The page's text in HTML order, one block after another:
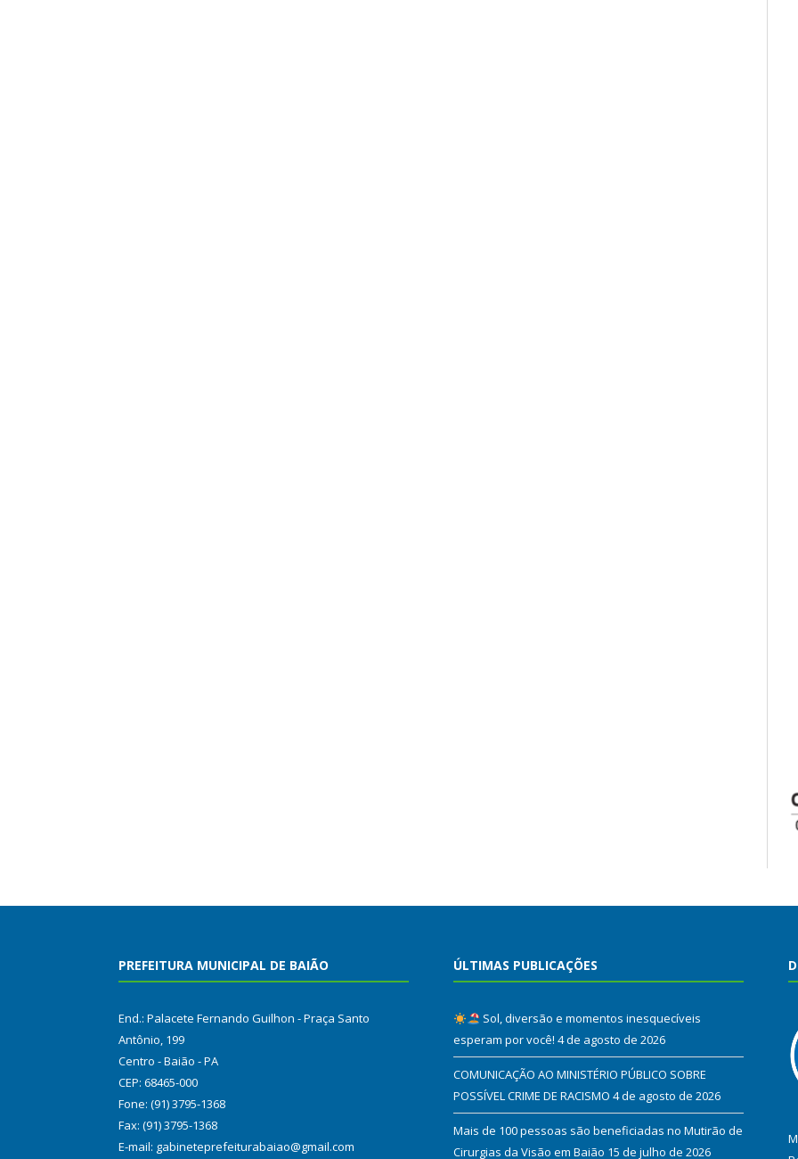
PREFEITURA MUNICIPAL DE BAIÃO
End.: Palacete Fernando Guilhon - Praça Santo
Antônio, 199
Centro - Baião - PA
CEP: 68465-000
Fone: (91) 3795-1368
Fax: (91) 3795-1368
E-mail: gabineteprefeiturabaiao@gmail.com
ÚLTIMAS PUBLICAÇÕES
Sol, diversão e momentos inesquecíveis
esperam por você! 4 de agosto de 2026
COMUNICAÇÃO AO MINISTÉRIO PÚBLICO SOBRE
POSSÍVEL CRIME DE RACISMO 4 de agosto de 2026
Mais de 100 pessoas são beneficiadas no Mutirão de
Cirurgias da Visão em Baião 15 de julho de 2026